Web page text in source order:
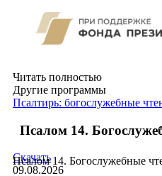
Читать полностью
Другие программы
Псалтирь: богослужебные
Псалом 14.
Псалом 14. Богослужебные
Скачать
09.08.2026